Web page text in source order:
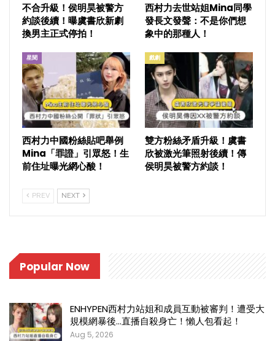
不合升級！侯明昊被警方
約談後續！曝虞書欣新劇
換男主正式停拍！
西村力去世站姐Mina同學
發長文發聲：不是你們想
象中的那種人！
星聞
西村力中國粉絲貼吧舉例
Mina「罪證」引眾怒！生
前住址曝光網心酸！
戲劇
雙方粉絲矛盾升級！虞書
欣被激光筆照射後續！傳
侯明昊被警方約談！
PREV NEXT
Popular Now
ENHYPEN西村力站姐和成員互動被審判！遭受大
規模網暴後…直播自殺身亡！懶人包看起！
Aug 5, 2026